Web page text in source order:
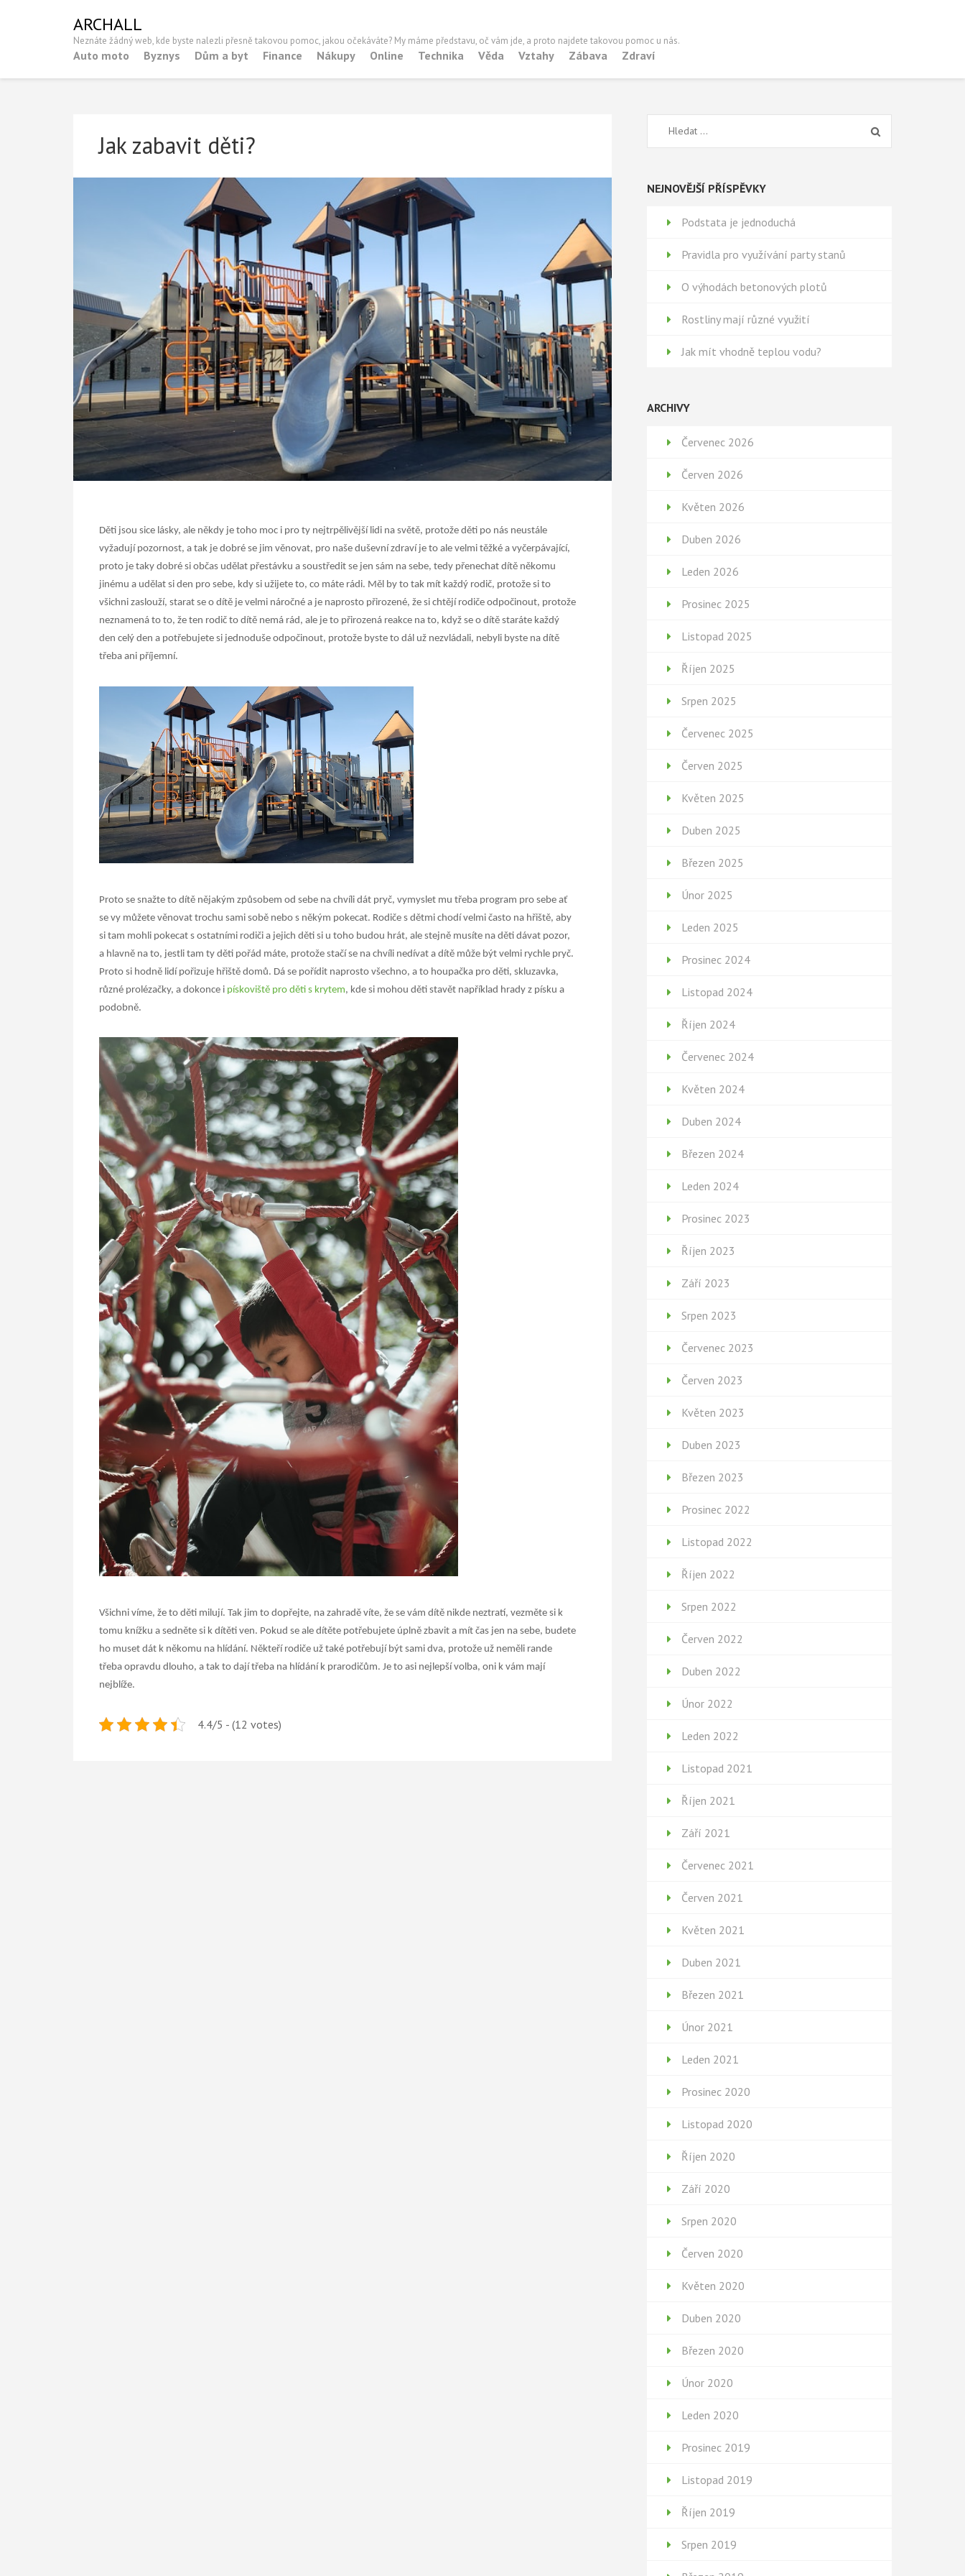
Enter)
ARCHALL
Neznáte žádný web, kde byste nalezli přesně takovou pomoc, jakou očekáváte? My máme představu, oč vám jde, a proto najdete takovou pomoc u nás.
Auto moto Byznys Dům a byt Finance Nákupy Online Technika Věda Vztahy Zábava Zdraví
Jak zabavit děti?
Děti jsou sice lásky, ale někdy je toho moc i pro ty nejtrpělivější lidi na světě, protože děti po nás neustále
vyžadují pozornost, a tak je dobré se jim věnovat, pro naše duševní zdraví je to ale velmi těžké a vyčerpávající,
proto je taky dobré si občas udělat přestávku a soustředit se jen sám na sebe, tedy přenechat dítě někomu
jinému a udělat si den pro sebe, kdy si užijete to, co máte rádi. Měl by to tak mít každý rodič, protože si to
všichni zaslouží, starat se o dítě je velmi náročné a je naprosto přirozené, že si chtějí rodiče odpočinout, protože
neznamená to to, že ten rodič to dítě nemá rád, ale je to přirozená reakce na to, když se o dítě staráte každý
den celý den a potřebujete si jednoduše odpočinout, protože byste to dál už nezvládali, nebyli byste na dítě
třeba ani příjemní.
Proto se snažte to dítě nějakým způsobem od sebe na chvíli dát pryč, vymyslet mu třeba program pro sebe ať
se vy můžete věnovat trochu sami sobě nebo s někým pokecat. Rodiče s dětmi chodí velmi často na hřiště, aby
si tam mohli pokecat s ostatními rodiči a jejich děti si u toho budou hrát, ale stejně musíte na děti dávat pozor,
a hlavně na to, jestli tam ty děti pořád máte, protože stačí se na chvíli nedívat a dítě může být velmi rychle pryč.
Proto si hodně lidí pořizuje hřiště domů. Dá se pořídit naprosto všechno, a to houpačka pro děti, skluzavka,
různé prolézačky, a dokonce i pískoviště pro děti s krytem, kde si mohou děti stavět například hrady z písku a
podobně.
Všichni víme, že to děti milují. Tak jim to dopřejte, na zahradě víte, že se vám dítě nikde neztratí, vezměte si k
tomu knížku a sedněte si k dítěti ven. Pokud se ale dítěte potřebujete úplně zbavit a mít čas jen na sebe, budete
ho muset dát k někomu na hlídání. Někteří rodiče už také potřebují být sami dva, protože už neměli rande
třeba opravdu dlouho, a tak to dají třeba na hlídání k prarodičům. Je to asi nejlepší volba, oni k vám mají
nejblíže.
4.4/5 - (12 votes)
Vyhledávání
NEJNOVĚJŠÍ PŘÍSPĚVKY
Podstata je jednoduchá
Pravidla pro využívání party stanů
O výhodách betonových plotů
Rostliny mají různé využití
Jak mít vhodně teplou vodu?
ARCHIVY
Červenec 2026
Červen 2026
Květen 2026
Duben 2026
Leden 2026
Prosinec 2025
Listopad 2025
Říjen 2025
Srpen 2025
Červenec 2025
Červen 2025
Květen 2025
Duben 2025
Březen 2025
Únor 2025
Leden 2025
Prosinec 2024
Listopad 2024
Říjen 2024
Červenec 2024
Květen 2024
Duben 2024
Březen 2024
Leden 2024
Prosinec 2023
Říjen 2023
Září 2023
Srpen 2023
Červenec 2023
Červen 2023
Květen 2023
Duben 2023
Březen 2023
Prosinec 2022
Listopad 2022
Říjen 2022
Srpen 2022
Červen 2022
Duben 2022
Únor 2022
Leden 2022
Listopad 2021
Říjen 2021
Září 2021
Červenec 2021
Červen 2021
Květen 2021
Duben 2021
Březen 2021
Únor 2021
Leden 2021
Prosinec 2020
Listopad 2020
Říjen 2020
Září 2020
Srpen 2020
Červen 2020
Květen 2020
Duben 2020
Březen 2020
Únor 2020
Leden 2020
Prosinec 2019
Listopad 2019
Říjen 2019
Srpen 2019